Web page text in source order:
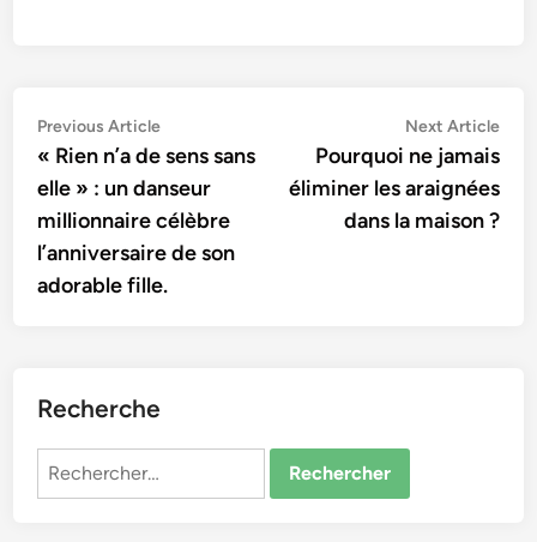
Navigation
de
l’article
Previous ArticlePrevious
article:
« Rien n’a de sens sans
elle » : un danseur
millionnaire célèbre
l’anniversaire de son
adorable fille.
Next Article
Pourquoi ne jamais
éliminer les araignées
dans la maison ?
Recherche
Rechercher :